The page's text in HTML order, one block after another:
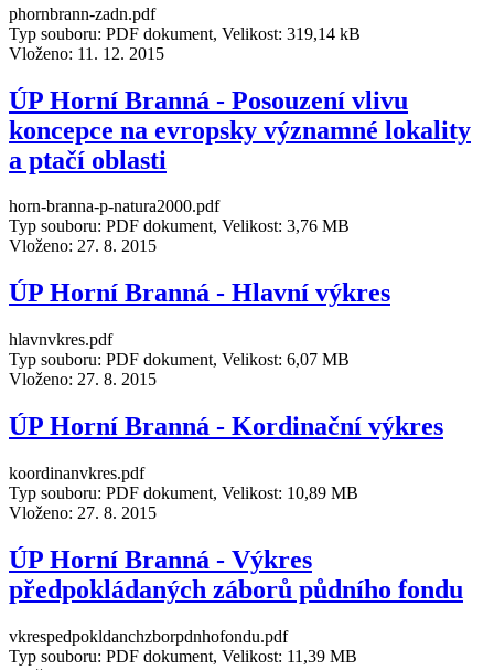
phornbrann-zadn.pdf
Typ souboru: PDF dokument, Velikost: 319,14 kB
Vloženo: 11. 12. 2015
ÚP Horní Branná - Posouzení vlivu
koncepce na evropsky významné lokality
a ptačí oblasti
horn-branna-p-natura2000.pdf
Typ souboru: PDF dokument, Velikost: 3,76 MB
Vloženo: 27. 8. 2015
ÚP Horní Branná - Hlavní výkres
hlavnvkres.pdf
Typ souboru: PDF dokument, Velikost: 6,07 MB
Vloženo: 27. 8. 2015
ÚP Horní Branná - Kordinační výkres
koordinanvkres.pdf
Typ souboru: PDF dokument, Velikost: 10,89 MB
Vloženo: 27. 8. 2015
ÚP Horní Branná - Výkres
předpokládaných záborů půdního fondu
vkrespedpokldanchzborpdnhofondu.pdf
Typ souboru: PDF dokument, Velikost: 11,39 MB